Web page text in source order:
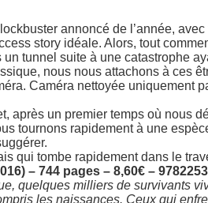
annoncé de l’année,
story idéale. Alors, tout
tunnel suite à une catastrophe
nous nous attachons à ces
Caméra nettoyée
après un premier temps où nous
tournons rapidement à une
qui tombe rapidement dans le
– 744 pages – 8,60€ –
quelques milliers de survivants
les naissances. Ceux qui